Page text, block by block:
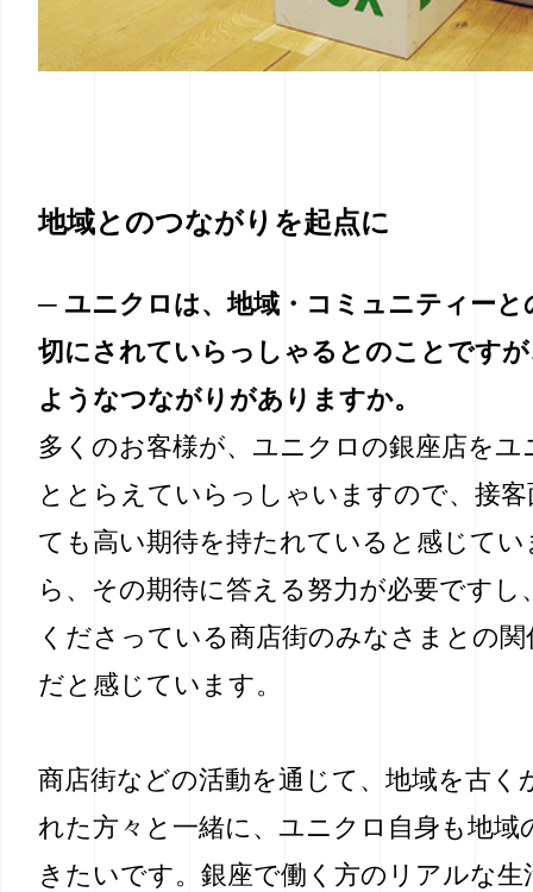
地域とのつながりを起点に
─ ユニクロは、地域・コミュニティーと
切にされていらっしゃるとのことです
ようなつながりがありますか。
多くのお客様が、ユニクロの銀座店をユ
ととらえていらっしゃいますので、接
ても高い期待を持たれていると感じて
ら、その期待に答える努力が必要ですし
くださっている商店街のみなさまとの
だと感じています。
商店街などの活動を通じて、地域を古く
れた方々と一緒に、ユニクロ自身も地域
きたいです。銀座で働く方のリアルな